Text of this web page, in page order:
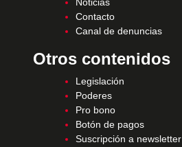
Noticias
Contacto
Canal de denuncias
Otros contenidos
Legislación
Poderes
Pro bono
Botón de pagos
Suscripción a newsletter